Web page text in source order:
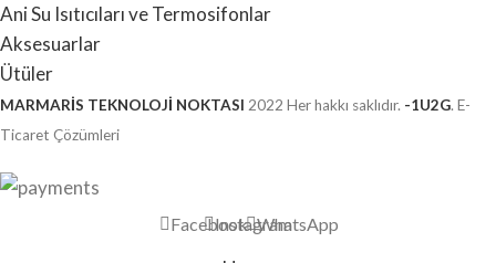
Ani Su Isıtıcıları ve Termosifonlar
Aksesuarlar
Ütüler
MARMARİS TEKNOLOJİ NOKTASI 2022 Her hakkı saklıdır. -1U2G. E-
Ticaret Çözümleri
FacebookInstagramWhatsApp